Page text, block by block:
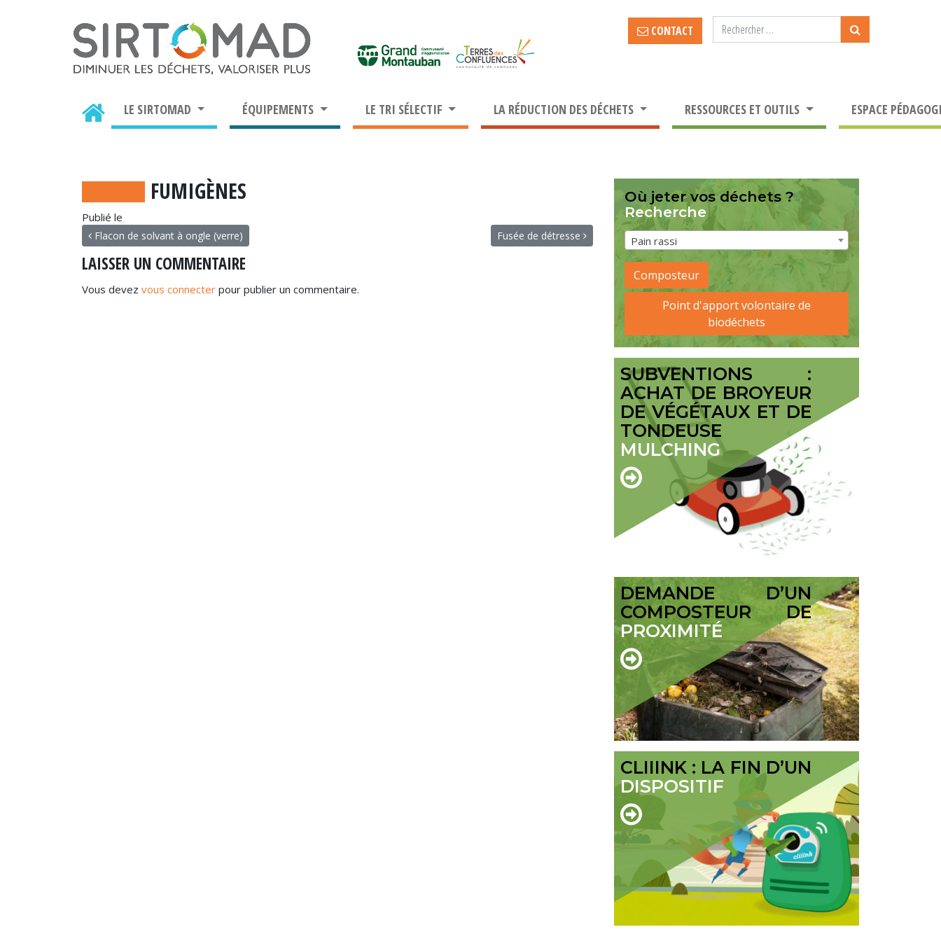
CONTACT
LE SIRTOMAD ÉQUIPEMENTS LE TRI SÉLECTIF LA RÉDUCTION DES DÉCHETS RESSOURCES ET OUTILS ESPACE
FUMIGÈNES
Publié le
NAVIGATION
Flacon de solvant à ongle (verre) Fusée de détresse
LAISSER UN COMMENTAIRE
Vous devez vous connecter pour publier un commentaire.
Où jeter vos déchets ?
Recherche
Pain rassi
Composteur
Point d'apport volontaire de
biodéchets
SUBVENTIONS :
ACHAT DE BROYEUR
DE VÉGÉTAUX ET DE
TONDEUSE
MULCHING
DEMANDE D’UN
COMPOSTEUR DE
PROXIMITÉ
CLIIINK : LA FIN D’UN
DISPOSITIF